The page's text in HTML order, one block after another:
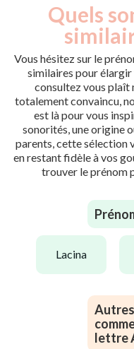
Quels
Vous hésitez sur le
similaires pour élargir
consultez vous plaît
totalement convaincu,
est là pour vous
sonorités, une origine
parents, cette sélection
en restant fidèle à vos
trouver le prénom
lacina
lettre